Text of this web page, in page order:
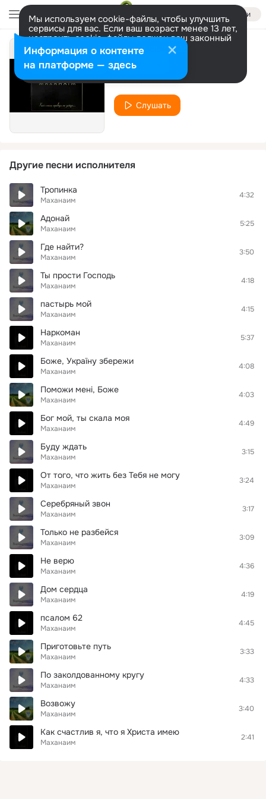
Войти
Мы используем cookie-файлы, чтобы улучшить
сервисы для вас. Если ваш возраст менее 13 лет,
настроить cookie-файлы должен ваш законный
представитель. Больше информации
Разрешить все Настроить
Жатва
Маханаим
Слушать
Другие песни исполнителя
Тропинка
Маханаим
4:32
Адонай
Маханаим
5:25
Где найти?
Маханаим
3:50
Ты прости Господь
Маханаим
4:18
пастырь мой
Маханаим
4:15
Наркоман
Маханаим
5:37
Боже, Україну збережи
Маханаим
4:08
Поможи мені, Боже
Маханаим
4:03
Бог мой, ты скала моя
Маханаим
4:49
Буду ждать
Маханаим
3:15
От того, что жить без Тебя не могу
Маханаим
3:24
Серебряный звон
Маханаим
3:17
Только не разбейся
Маханаим
3:09
Не верю
Маханаим
4:36
Дом сердца
Маханаим
4:19
псалом 62
Маханаим
4:45
Приготовьте путь
Маханаим
3:33
По заколдованному кругу
Маханаим
4:33
Возвожу
Маханаим
3:40
Как счастлив я, что я Христа имею
Маханаим
2:41
Информация о контенте
на платформе — здесь